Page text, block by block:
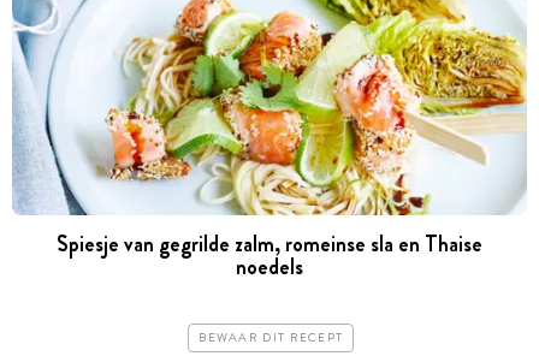
Spiesje van gegrilde zalm, romeinse sla en Thaise
noedels
BEWAAR DIT RECEPT